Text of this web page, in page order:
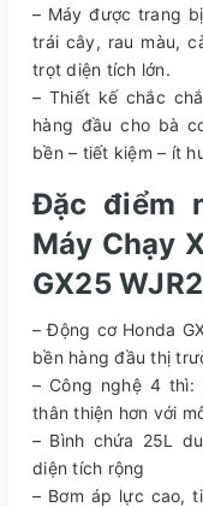
– Máy được trang
trái cây, rau màu,
trọt diện tích lớn.
– Thiết kế chắc
hàng đầu cho bà
bền – tiết kiệm – ít
Đặc điểm
Máy Chạy
GX25
– Động cơ Honda
bền hàng đầu thị
– Công nghệ 4 thì:
thân thiện hơn với
– Bình chứa 25L
diện tích rộng
– Bơm áp lực cao,